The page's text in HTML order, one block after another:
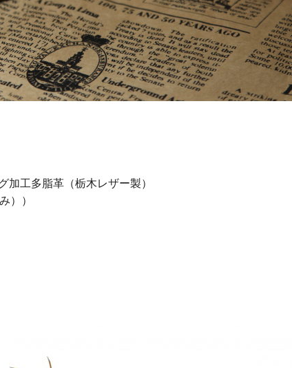
加工多脂革（栃木レザー製）
））